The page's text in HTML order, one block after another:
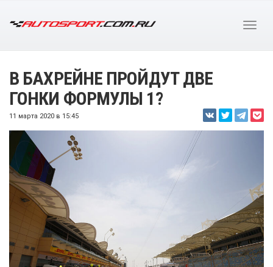
В БАХРЕЙНЕ ПРОЙДУТ ДВЕ
ГОНКИ ФОРМУЛЫ 1?
11 марта 2020 в 15:45